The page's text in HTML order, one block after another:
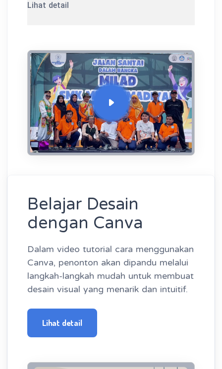
Lihat detail
Belajar Desain
dengan Canva
Dalam video tutorial cara menggunakan
Canva, penonton akan dipandu melalui
langkah-langkah mudah untuk membuat
desain visual yang menarik dan intuitif.
Lihat detail